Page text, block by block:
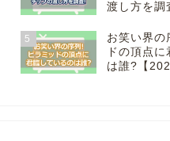
渡し方を調
5
お笑い界の
ドの頂点
は誰?【